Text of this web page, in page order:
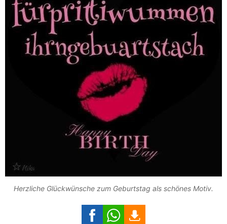
Herzliche Glückwünsche zum Geburtstag als schönes Motiv.